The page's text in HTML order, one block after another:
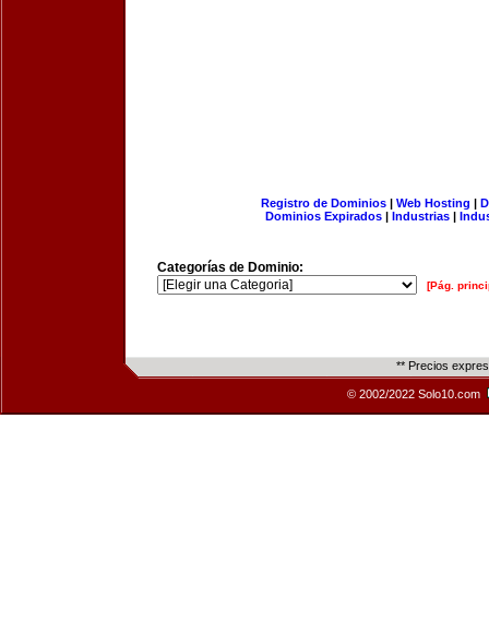
Registro de Dominios| Web Hosting |
Dominios Expirados | Industrias |
Categorías de Dominio:
[Pág.
** Precios
© 2002/2022 Solo10.com